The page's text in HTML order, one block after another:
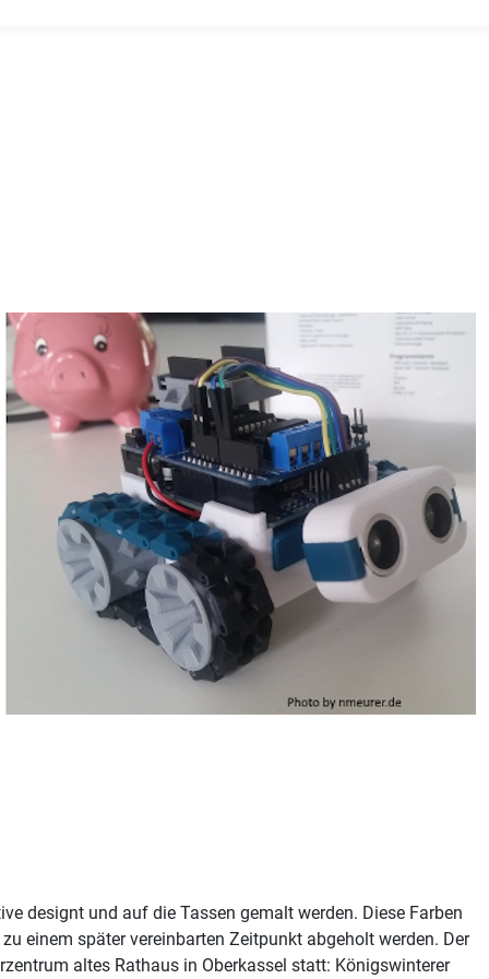
designt und auf die Tassen gemalt werden. Diese Farben
einem später vereinbarten Zeitpunkt abgeholt werden. Der
altes Rathaus in Oberkassel statt: Königswinterer